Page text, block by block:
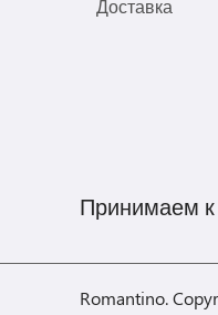
Доставка
Принимаем к
Romantino.